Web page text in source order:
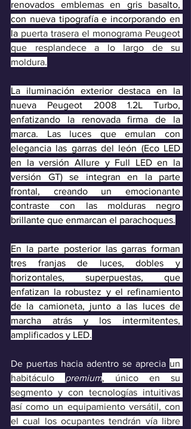
renovados emblemas en gris basalto,
con nueva tipografía e incorporando en
la puerta trasera el monograma Peugeot
que resplandece a lo largo de su
moldura.
La iluminación exterior destaca en la
nueva Peugeot 2008 1.2L Turbo,
enfatizando la renovada firma de la
marca. Las luces que emulan con
elegancia las garras del león (Eco LED
en la versión Allure y Full LED en la
versión GT) se integran en la parte
frontal, creando un emocionante
contraste con las molduras negro
brillante que enmarcan el parachoques.
En la parte posterior las garras forman
tres franjas de luces, dobles y
horizontales, superpuestas, que
enfatizan la robustez y el refinamiento
de la camioneta, junto a las luces de
marcha atrás y los intermitentes,
amplificados y LED.
De puertas hacia adentro se aprecia un
habitáculo premium, único en su
segmento y con tecnologías intuitivas
así como un equipamiento versátil, con
el cual los ocupantes tendrán vía libre